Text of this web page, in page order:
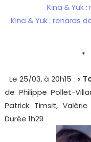
Kina & Yuk
Kina & Yuk : renards
Le 25/03, à 20h15 : «
de Philippe Pollet-
Patrick Timsit,
Durée 1h29